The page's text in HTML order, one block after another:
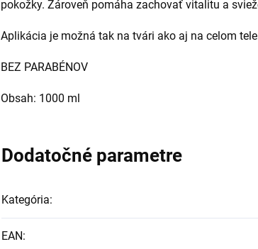
pokožky. Zároveň pomáha zachovať vitalitu a
Aplikácia je možná tak na tvári ako aj na celom
BEZ PARABÉNOV
Obsah: 1000 ml
Dodatočné parametre
Kategória:
EAN: